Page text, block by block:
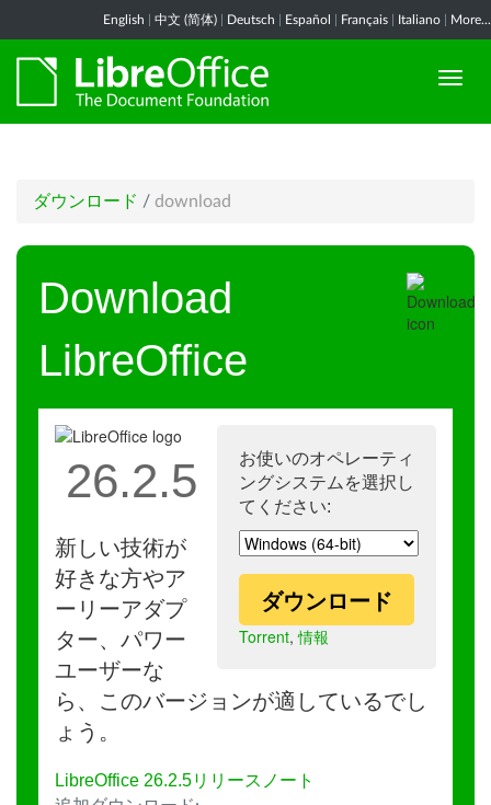
English 中文 (简体) Deutsch Español Français Italiano More...
ダウンロード / download
Download
LibreOffice
お使いのオペレーティ
ングシステムを選択し
てください:
ダウンロード
Torrent,情報
26.2.5
新しい技術が
好きな方やア
ーリーアダプ
ター、パワー
ユーザーな
ら、このバージョンが適しているでし
ょう。
LibreOffice 26.2.5リリースノート